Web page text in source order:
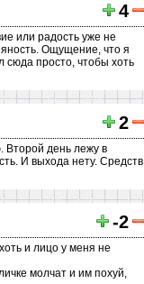
4
или радость уже не
Ощущение, что я
сюда просто, чтобы хоть
2
Второй день лежу в
И выхода нету. Средств
-2
и лицо у меня не
молчат и им похуй,